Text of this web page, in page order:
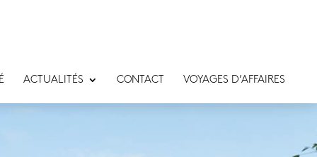
ACTUALITÉS CONTACT VOYAGES D’AFFAIRES